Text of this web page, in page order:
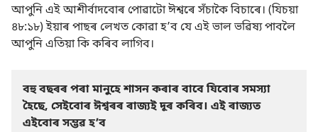
আপুনি এই আশীৰ্বাদবোৰ পোৱাটো ঈশ্বৰে সঁচাকৈ বিচাৰে। (যিচয়া
৪৮:১৮) ইয়াৰ পাছৰ লেখত কোৱা হʼব যে এই ভাল ভৱিষ্য পাবলৈ
আপুনি এতিয়া কি কৰিব লাগিব।
বহু বছৰৰ পৰা মানুহে শাসন কৰাৰ বাবে যিবোৰ সমস্যা
হৈছে, সেইবোৰ ঈশ্বৰৰ ৰাজ্যই দূৰ কৰিব। এই ৰাজ্যত
এইবোৰ সম্ভৱ হʼব